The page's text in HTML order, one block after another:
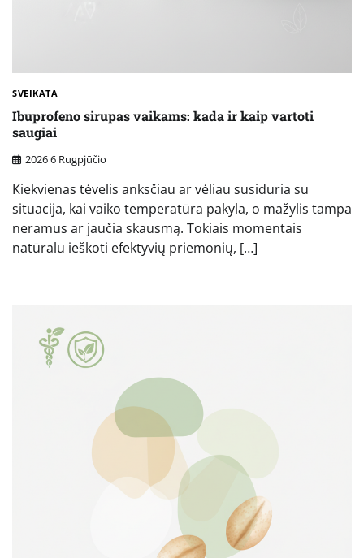
SVEIKATA
Ibuprofeno sirupas vaikams: kada ir kaip vartoti
saugiai
2026 6 Rugpjūčio
Kiekvienas tėvelis anksčiau ar vėliau susiduria su
situacija, kai vaiko temperatūra pakyla, o mažylis tampa
neramus ar jaučia skausmą. Tokiais momentais
natūralu ieškoti efektyvių priemonių, […]